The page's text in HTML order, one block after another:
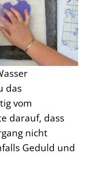
das
vom
darauf, dass
nicht
Geduld und